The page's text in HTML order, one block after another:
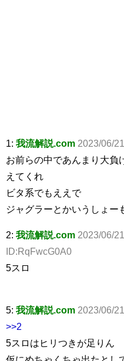
1: 我流解説.com 2023/06/
お前らの中であんまり大負
えてくれ
ビタ系でもええで
ジャグラーとかいうしょー
2: 我流解説.com 2023/06/
ID:RqFwcG0A0
5スロ
5: 我流解説.com 2023/06/
>>2
5スロはヒリつきが足りん
仮にめちゃくちゃ出たとし